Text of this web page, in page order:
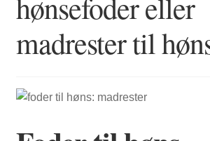
hønsefoder eller
madrester til